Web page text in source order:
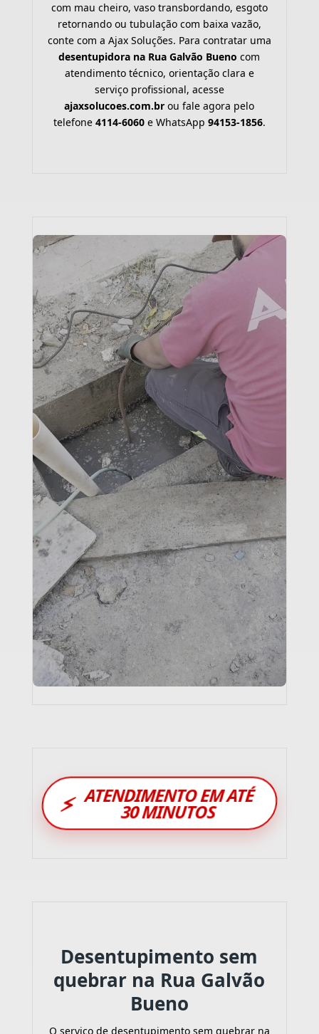
com mau cheiro, vaso transbordando, esgoto
retornando ou tubulação com baixa vazão,
conte com a Ajax Soluções. Para contratar uma
desentupidora na Rua Galvão Bueno com
atendimento técnico, orientação clara e
serviço profissional, acesse
ajaxsolucoes.com.br ou fale agora pelo
telefone 4114-6060e WhatsApp 94153-1856.
⚡ ATENDIMENTO EM ATÉ
30 MINUTOS
Desentupimento sem
quebrar na Rua Galvão
Bueno
O serviço de desentupimento sem quebrar na